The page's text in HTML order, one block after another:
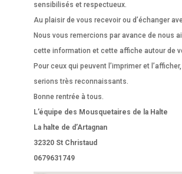
sensibilisés et respectueux.
Au plaisir de vous recevoir ou d’échanger
Nous vous remercions par avance de nous
cette information et cette affiche autour de
Pour ceux qui peuvent l’imprimer et
serions très reconnaissants.
Bonne rentrée à tous.
L’équipe des Mousquetaires de la Halte
La halte de d’Artagnan
32320 St Christaud
0679631749